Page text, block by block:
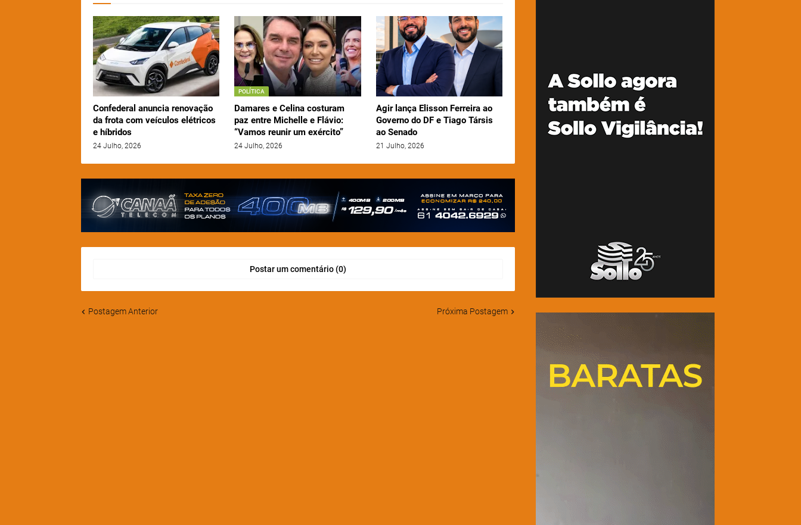
Confederal anuncia renovação
da frota com veículos elétricos
e híbridos
24 Julho, 2026
POLÍTICA
Damares e Celina costuram
paz entre Michelle e Flávio:
“Vamos reunir um exército”
24 Julho, 2026
Agir lança Elisson Ferreira ao
Governo do DF e Tiago Társis
ao Senado
21 Julho, 2026
Postar um comentário (0)
Postagem Anterior Próxima Postagem